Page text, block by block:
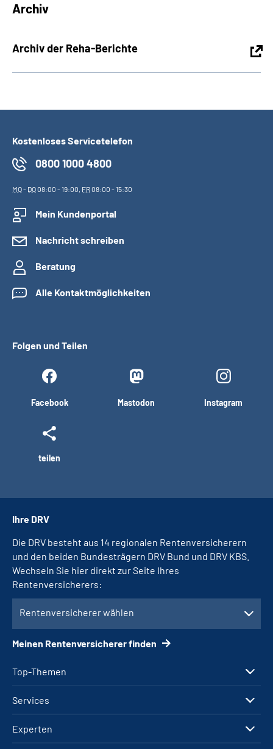
Archiv
Archiv der Reha-Berichte
Kostenloses Servicetelefon
0800 1000 4800
MO- DO08:00 - 19:00, FR08:00 - 15:30
Mein Kundenportal
Nachricht schreiben
Beratung
Alle Kontaktmöglichkeiten
Folgen und Teilen
Facebook Mastodon Instagram
teilen
Top-Themen
Services
Experten
Ihre DRV
Die DRV besteht aus 14 regionalen Rentenversicherern
und den beiden Bundesträgern DRV Bund und DRV KBS.
Wechseln Sie hier direkt zur Seite Ihres
Rentenversicherers:
Rentenversicherer wählen
Meinen Rentenversicherer finden